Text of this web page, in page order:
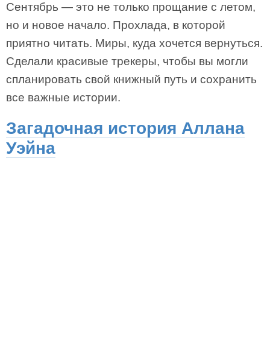
Сентябрь — это не только прощание с летом,
но и новое начало. Прохлада, в которой
приятно читать. Миры, куда хочется вернуться.
Сделали красивые трекеры, чтобы вы могли
спланировать свой книжный путь и сохранить
все важные истории.
Загадочная история Аллана
Уэйна